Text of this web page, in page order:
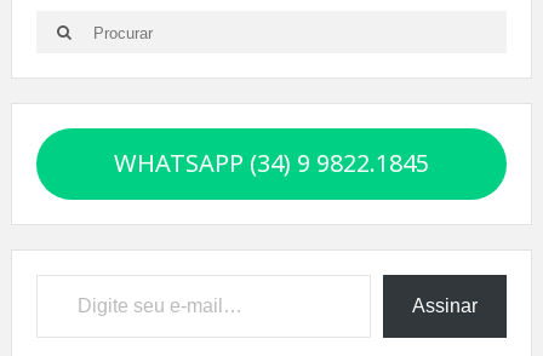
Search
for:
Search
WHATSAPP (34) 9 9822.1845
Digite seu e-mail…
Assinar